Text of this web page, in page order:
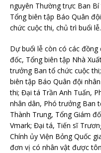
nguyên Thường trực Ban
Tổng biên tập Báo Quân
chức cuộc thi, chủ trì buổi lễ.
Dự buổi lễ còn có các
đốc, Tổng biên tập Nhà
trưởng Ban tổ chức cuộc
biên tập Báo Quân đội
thi; Đại tá Trần Anh Tuấn,
nhân dân, Phó trưởng Ban
Thành Trung, Tổng Giám
Vmark; Đại tá, Tiến sĩ
Chính ủy Viện Bỏng Quốc
đơn vị có nhân vật được